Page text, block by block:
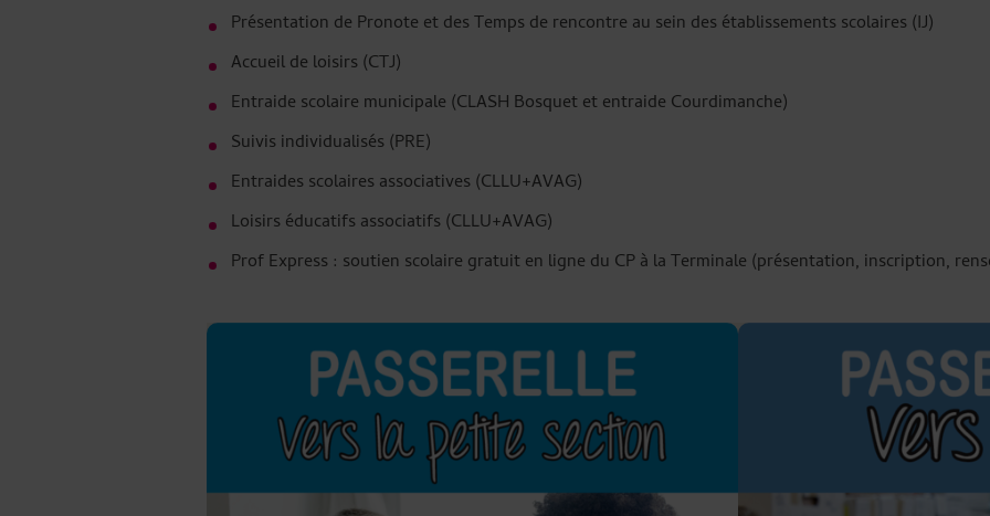
Présentation de Pronote et des Temps de rencontre au sein des établissements scolaires (IJ)
Accueil de loisirs (CTJ)
Entraide scolaire municipale (CLASH Bosquet et entraide Courdimanche)
Suivis individualisés (PRE)
Entraides scolaires associatives (CLLU+AVAG)
Loisirs éducatifs associatifs (CLLU+AVAG)
Prof Express : soutien scolaire gratuit en ligne du CP à la Terminale (présentation, inscription,